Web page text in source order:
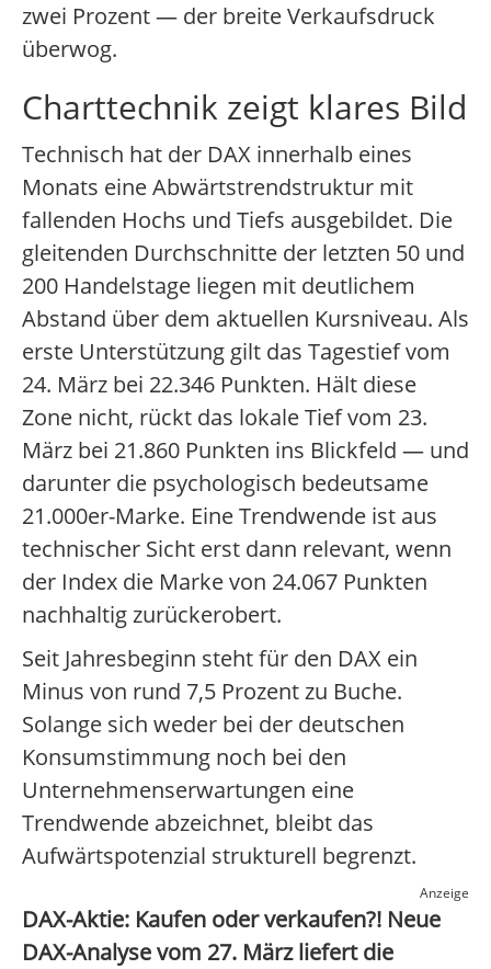
zwei Prozent — der breite Verkaufsdruck
überwog.
Charttechnik zeigt klares Bild
Technisch hat der DAX innerhalb eines
Monats eine Abwärtstrendstruktur mit
fallenden Hochs und Tiefs ausgebildet. Die
gleitenden Durchschnitte der letzten 50 und
200 Handelstage liegen mit deutlichem
Abstand über dem aktuellen Kursniveau. Als
erste Unterstützung gilt das Tagestief vom
24. März bei 22.346 Punkten. Hält diese
Zone nicht, rückt das lokale Tief vom 23.
März bei 21.860 Punkten ins Blickfeld — und
darunter die psychologisch bedeutsame
21.000er-Marke. Eine Trendwende ist aus
technischer Sicht erst dann relevant, wenn
der Index die Marke von 24.067 Punkten
nachhaltig zurückerobert.
Seit Jahresbeginn steht für den DAX ein
Minus von rund 7,5 Prozent zu Buche.
Solange sich weder bei der deutschen
Konsumstimmung noch bei den
Unternehmenserwartungen eine
Trendwende abzeichnet, bleibt das
Aufwärtspotenzial strukturell begrenzt.
Anzeige
DAX-Aktie: Kaufen oder verkaufen?! Neue
DAX-Analyse vom 27. März liefert die